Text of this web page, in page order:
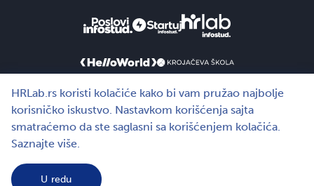
HRLab.rs koristi kolačiće kako bi vam pružao najbolje
korisničko iskustvo. Nastavkom korišćenja sajta
smatraćemo da ste saglasni sa korišćenjem kolačića.
Saznajte više.
U redu